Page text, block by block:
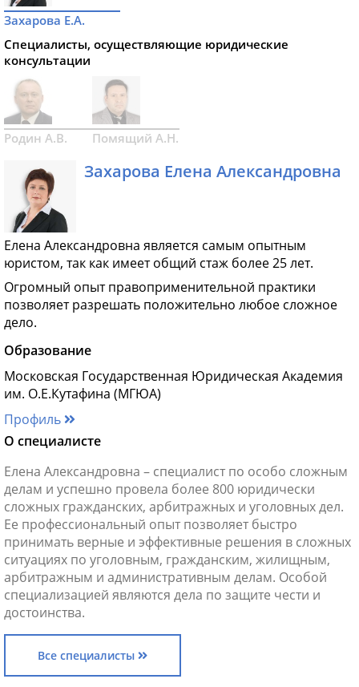
Захарова Е.А.
Специалисты, осуществляющие юридические
консультации
Родин А.В. Помящий А.Н.
Захарова Елена Александровна
Елена Александровна является самым опытным
юристом, так как имеет общий стаж более 25 лет.
Огромный опыт правоприменительной практики
позволяет разрешать положительно любое сложное
дело.
Образование
Московская Государственная Юридическая Академия
им. О.Е.Кутафина (МГЮА)
Профиль
О специалисте
Елена Александровна – специалист по особо сложным
делам и успешно провела более 800 юридически
сложных гражданских, арбитражных и уголовных дел.
Ее профессиональный опыт позволяет быстро
принимать верные и эффективные решения в сложных
ситуациях по уголовным, гражданским, жилищным,
арбитражным и административным делам. Особой
специализацией являются дела по защите чести и
достоинства.
Все специалисты